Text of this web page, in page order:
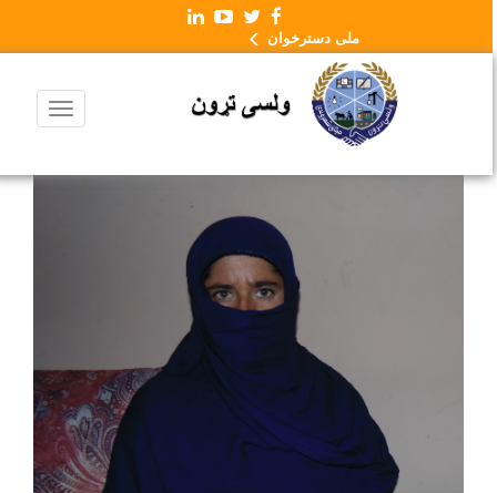
ملی دسترخوان